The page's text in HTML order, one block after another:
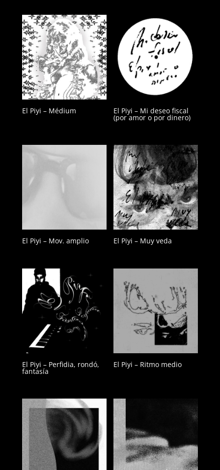
El Piyi – Médium El Piyi – Mi deseo fiscal
(por amor o por dinero)
El Piyi – Mov. amplio El Piyi – Muy veda
El Piyi – Perfidia, rondó,
fantasía
El Piyi – Ritmo medio